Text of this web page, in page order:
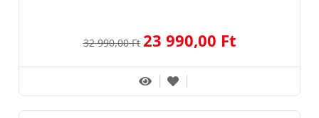
32 990,00 Ft 23 990,00 Ft